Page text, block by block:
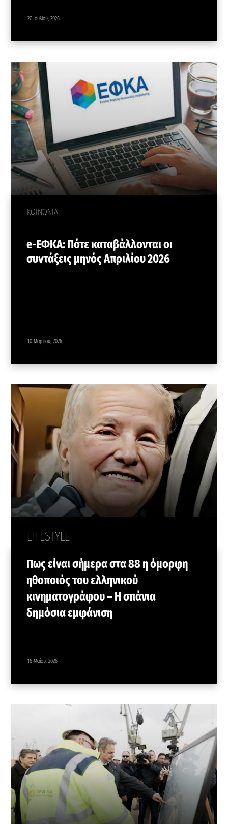
27 Ιουλίου, 2026
ΚΟΙΝΩΝΙΑ
e-ΕΦΚΑ: Πότε καταβάλλονται οι
συντάξεις μηνός Απριλίου 2026
10 Μαρτίου, 2026
LIFESTYLE
Πως είναι σήμερα στα 88 η όμορφη
ηθοποιός του ελληνικού
κινηματογράφου – Η σπάνια
δημόσια εμφάνιση
16 Μαΐου, 2026